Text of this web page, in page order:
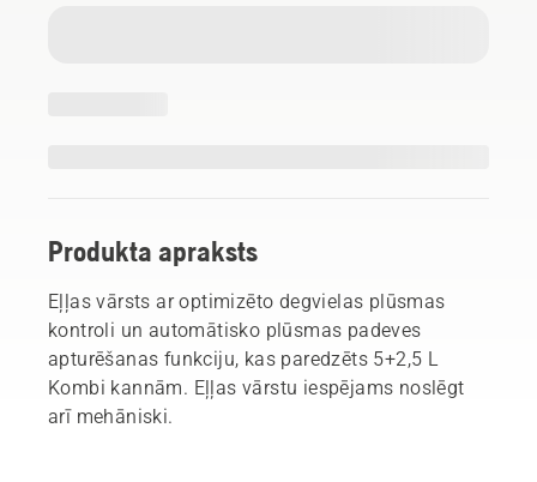
Produkta apraksts
Eļļas vārsts ar optimizēto degvielas plūsmas
kontroli un automātisko plūsmas padeves
apturēšanas funkciju, kas paredzēts 5+2,5 L
Kombi kannām. Eļļas vārstu iespējams noslēgt
arī mehāniski.